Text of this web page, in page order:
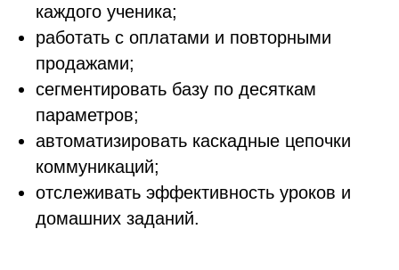
каждого ученика;
работать с оплатами и повторными
продажами;
сегментировать базу по десяткам
параметров;
автоматизировать каскадные цепочки
коммуникаций;
отслеживать эффективность уроков и
домашних заданий.